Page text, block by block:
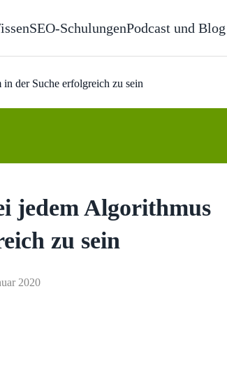
SEO-SchulungenPodcast und Blog
der Suche erfolgreich zu sein
jedem Algorithmus
zu sein
2020